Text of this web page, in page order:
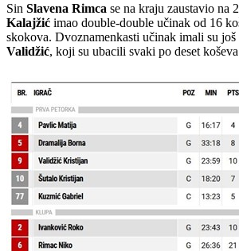
Sin Slavena Rimca se na kraju zaustavio na
Kalajžić imao double-double učinak od 16
skokova. Dvoznamenkasti učinak imali su još
Validžić, koji su ubacili svaki po deset